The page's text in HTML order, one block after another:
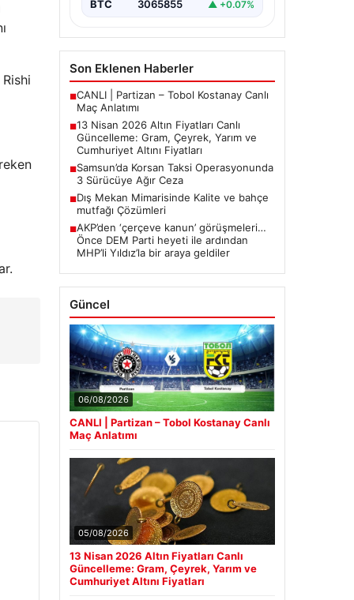
arasında yürütülen barış
BTC 3065855 ▲ +0.07%
Son Eklenen Haberler
■CANLI | Partizan – Tobol Kostanay Canlı
Maç Anlatımı
■13 Nisan 2026 Altın Fiyatları Canlı
Güncelleme: Gram, Çeyrek, Yarım ve
Cumhuriyet Altını Fiyatları
■Samsun’da Korsan Taksi Operasyonunda
3 Sürücüye Ağır Ceza
■Dış Mekan Mimarisinde Kalite ve bahçe
mutfağı Çözümleri
■AKP’den ‘çerçeve kanun’ görüşmeleri…
Önce DEM Parti heyeti ile ardından
MHP’li Yıldız’la bir araya geldiler
Güncel
06/08/2026
CANLI | Partizan – Tobol Kostanay Canlı
Maç Anlatımı
05/08/2026
13 Nisan 2026 Altın Fiyatları Canlı
Güncelleme: Gram, Çeyrek, Yarım ve
Cumhuriyet Altını Fiyatları